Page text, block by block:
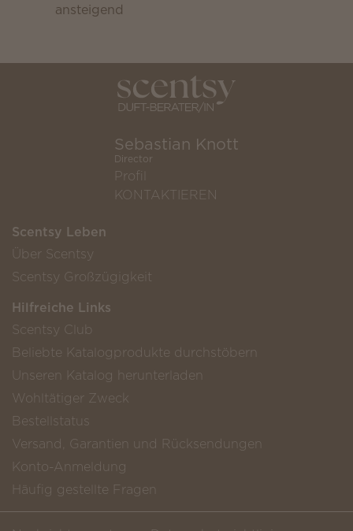
ansteigend
Sebastian Knott
Director
Profil
KONTAKTIEREN
Scentsy Leben
Über Scentsy
Scentsy Großzügigkeit
Hilfreiche Links
Scentsy Club
Beliebte Katalogprodukte durchstöbern
Unseren Katalog herunterladen
Wohltätiger Zweck
Bestellstatus
Versand, Garantien und Rücksendungen
Konto-Anmeldung
Häufig gestellte Fragen